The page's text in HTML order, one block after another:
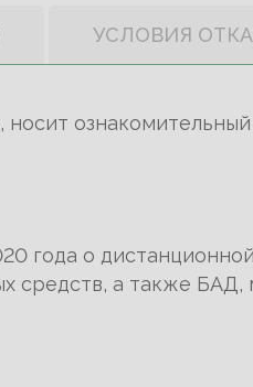
УСЛОВИЯ
года о
средств, а также